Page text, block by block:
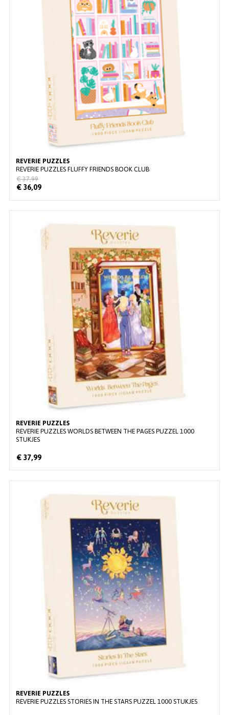
KLANTENSERVICE
REVERIE PUZZLES
REVERIE PUZZLES FLUFFY FRIENDS BOOK CLUB
€ 36,09
€ 37,99
REVERIE PUZZLES
REVERIE PUZZLES WORLDS BETWEEN THE PAGES PUZZEL 1000
STUKJES
€ 37,99
REVERIE PUZZLES
REVERIE PUZZLES STORIES IN THE STARS PUZZEL 1000 STUKJES